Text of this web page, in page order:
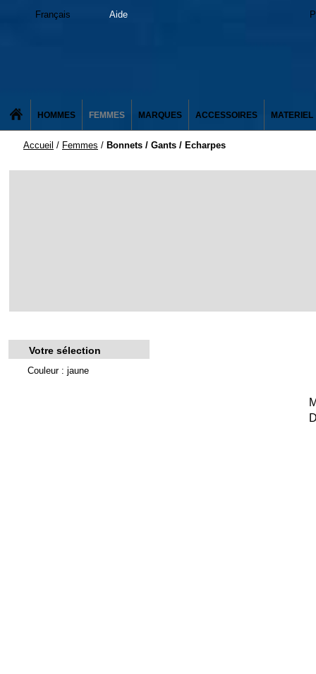
Français Aide
HOMMES FEMMES MARQUES ACCESSOIRES MATERIEL
Accueil / Femmes / Bonnets / Gants / Echarpes
Votre sélection
Couleur : jaune